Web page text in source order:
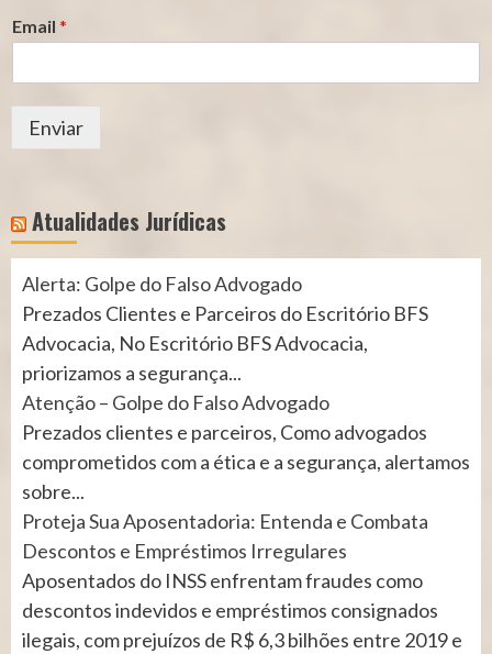
Email *
Enviar
Atualidades Jurídicas
Alerta: Golpe do Falso Advogado
Prezados Clientes e Parceiros do Escritório BFS
Advocacia, No Escritório BFS Advocacia,
priorizamos a segurança...
Atenção – Golpe do Falso Advogado
Prezados clientes e parceiros, Como advogados
comprometidos com a ética e a segurança, alertamos
sobre...
Proteja Sua Aposentadoria: Entenda e Combata
Descontos e Empréstimos Irregulares
Aposentados do INSS enfrentam fraudes como
descontos indevidos e empréstimos consignados
ilegais, com prejuízos de R$ 6,3 bilhões entre 2019 e